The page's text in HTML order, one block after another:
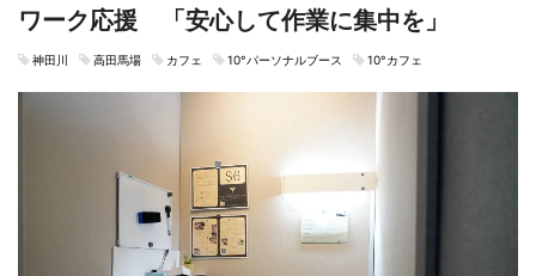
ワーク応援 「安心して作業に集中を」
神田川 高田馬場 カフェ 10°パーソナルブース 10°カフェ